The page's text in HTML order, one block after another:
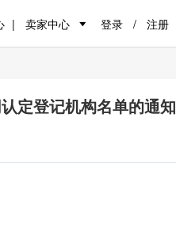
登录 / 注册
卖家中心
定登记机构名单的通知